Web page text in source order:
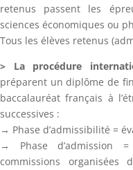
retenus passent les
sciences économiques ou
Tous les élèves retenus
> La procédure
préparent un diplôme de
baccalauréat français à
successives :
→ Phase d’admissibilité =
→ Phase d’admission
commissions